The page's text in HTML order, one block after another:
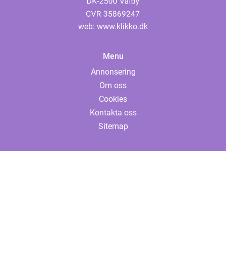
web: www.klikko.dk
Menu
Annonsering
Om oss
Cookies
Kontakta oss
Sitemap